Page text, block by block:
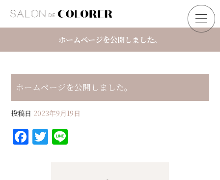
ホームページを公開しました。
ホームページを公開しました。
投稿日 2023年9月19日
F T